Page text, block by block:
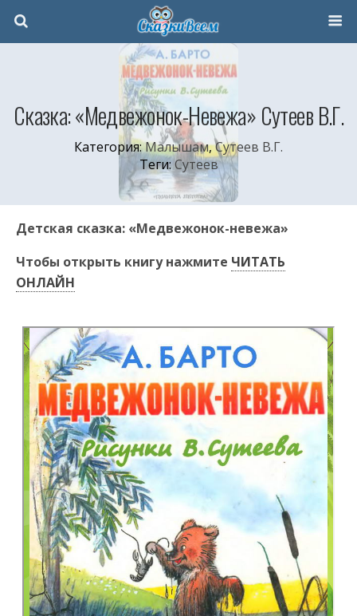
Сказка: «Медвежонок-Невежа» Сутеев В.Г.
Категория:Малышам,Сутеев В.Г.
Теги: Сутеев
Детская сказка: «Медвежонок-невежа»
Чтобы открыть книгу нажмите ЧИТАТЬ
ОНЛАЙН